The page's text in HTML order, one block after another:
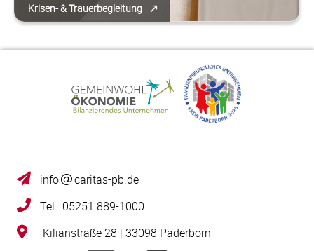
Krisen- & Trauerbegleitung
info
caritas-pb.de
Tel.: 05251 889-1000
Kilianstraße 28 | 33098 Paderborn